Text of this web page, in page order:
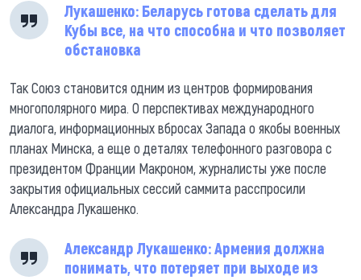
Лукашенко: Беларусь готова сделать для
Кубы все, на что способна и что позволяет
обстановка
Так Союз становится одним из центров формирования
многополярного мира. О перспективах международного
диалога, информационных вбросах Запада о якобы военных
планах Минска, а еще о деталях телефонного разговора с
президентом Франции Макроном, журналисты уже после
закрытия официальных сессий саммита расспросили
Александра Лукашенко.
Александр Лукашенко: Армения должна
понимать, что потеряет при выходе из